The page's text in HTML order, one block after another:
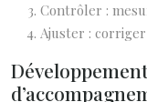
Contrôler :
Ajuster :